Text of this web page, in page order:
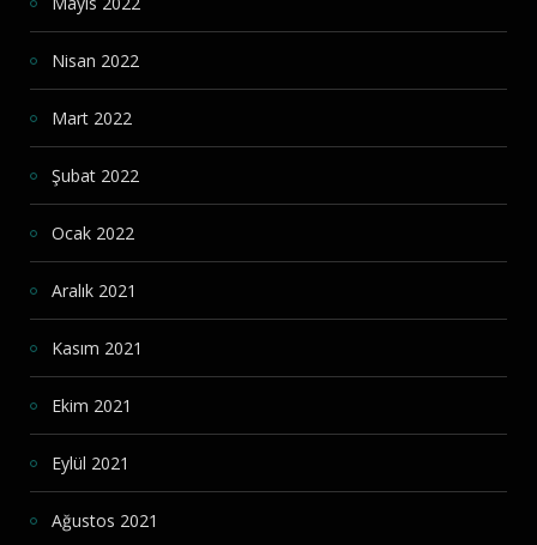
Nisan 2022
Mart 2022
Şubat 2022
Ocak 2022
Aralık 2021
Kasım 2021
Ekim 2021
Eylül 2021
Ağustos 2021